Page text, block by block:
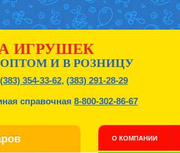
ИГРУШЕК
И В РОЗНИЦУ
(383) 354-33-62, (383) 291-28-29
справочная 8-800-302-86-67
О КОМПАНИИ